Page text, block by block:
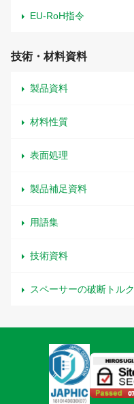
EU-RoH指令
技術・材料資料
製品資料
材料性質
表面処理
製品補足資料
用語集
技術資料
スペーサーの破断トルク